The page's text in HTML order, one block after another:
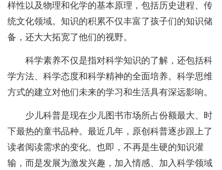
样性以及物理和化学的基本原理，包括历史进程、传
统文化领域。知识的积累不仅丰富了孩子们的知识储
备，还大大拓宽了他们的视野。
科学素养不仅是指对科学知识的了解，还包括科
学方法、科学态度和科学精神的全面培养。科学思维
方式的建立对他们未来的学习和生活具有深远影响。
少儿科普是现在少儿图书市场所占份额最大、时
下最热的童书品种。最近几年，原创科普逐步跟上了
读者阅读需求的变化。也即，不再是生硬的知识灌
输，而是发展为激发兴趣，加入情感、加入科学领域